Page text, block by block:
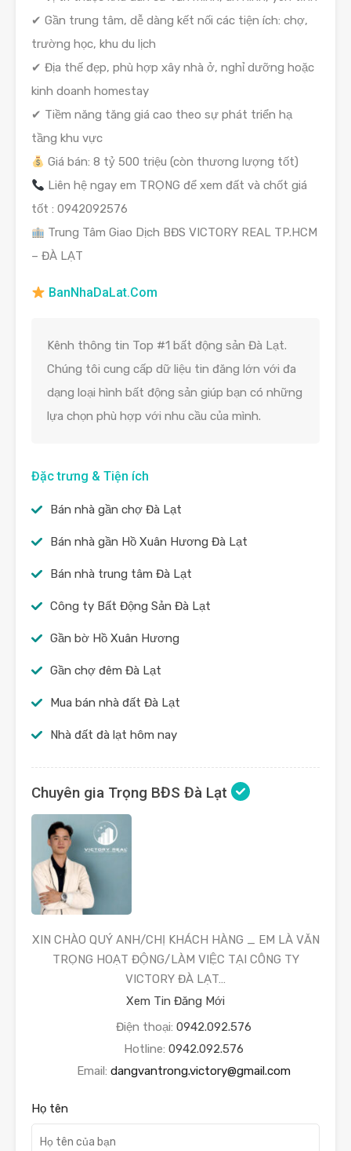
✔ Gần trung tâm, dễ dàng kết nối các tiện ích: chợ,
trường học, khu du lịch
✔ Địa thế đẹp, phù hợp xây nhà ở, nghỉ dưỡng hoặc
kinh doanh homestay
✔ Tiềm năng tăng giá cao theo sự phát triển hạ
tầng khu vực
Giá bán: 8 tỷ 500 triệu (còn thương lượng tốt)
Liên hệ ngay em TRỌNG để xem đất và chốt giá
tốt : 0942092576
Trung Tâm Giao Dịch BĐS VICTORY REAL TP.HCM
– ĐÀ LẠT
BanNhaDaLat.Com
Kênh thông tin Top #1 bất động sản Đà Lạt.
Chúng tôi cung cấp dữ liệu tin đăng lớn với đa
dạng loại hình bất động sản giúp bạn có những
lựa chọn phù hợp với nhu cầu của mình.
Đặc trưng & Tiện ích
Bán nhà gần chợ Đà Lạt
Bán nhà gần Hồ Xuân Hương Đà Lạt
Bán nhà trung tâm Đà Lạt
Công ty Bất Động Sản Đà Lạt
Gần bờ Hồ Xuân Hương
Gần chợ đêm Đà Lạt
Mua bán nhà đất Đà Lạt
Nhà đất đà lạt hôm nay
Chuyên gia Trọng BĐS Đà Lạt
XIN CHÀO QUÝ ANH/CHỊ KHÁCH HÀNG _ EM LÀ VĂN
TRỌNG HOẠT ĐỘNG/LÀM VIỆC TẠI CÔNG TY
VICTORY ĐÀ LẠT…
Xem Tin Đăng Mới
Điện thoại: 0942.092.576
Hotline: 0942.092.576
Email: dangvantrong.victory@gmail.com
Họ tên